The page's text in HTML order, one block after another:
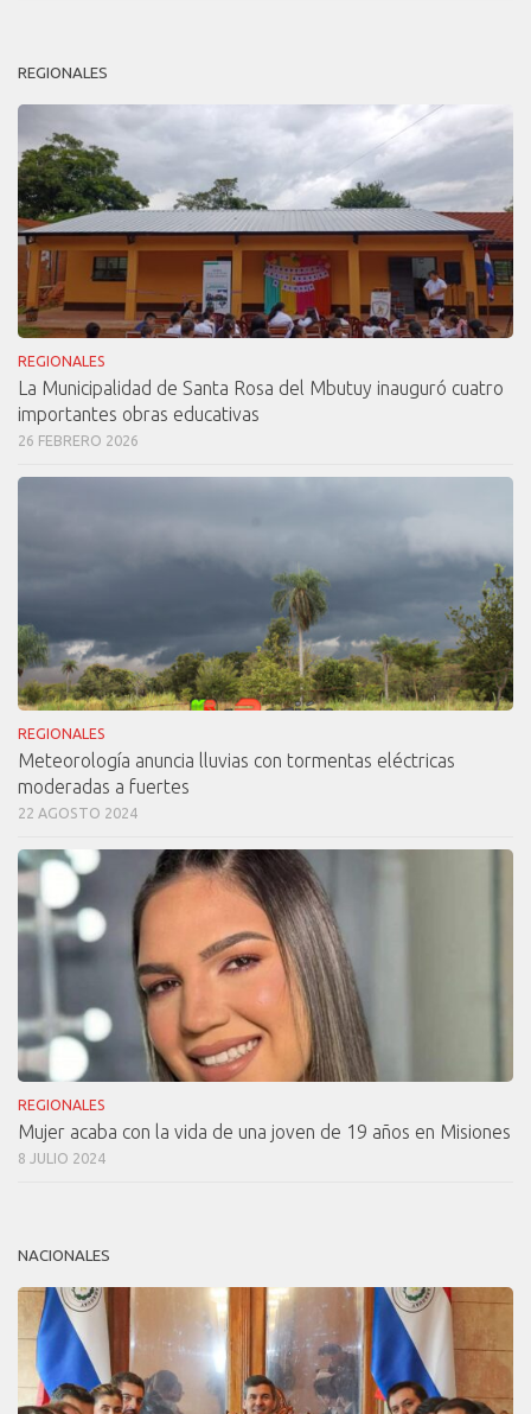
REGIONALES
REGIONALES
La Municipalidad de Santa Rosa del Mbutuy inauguró cuatro
importantes obras educativas
26 FEBRERO 2026
REGIONALES
Meteorología anuncia lluvias con tormentas eléctricas
moderadas a fuertes
22 AGOSTO 2024
REGIONALES
Mujer acaba con la vida de una joven de 19 años en Misiones
8 JULIO 2024
NACIONALES